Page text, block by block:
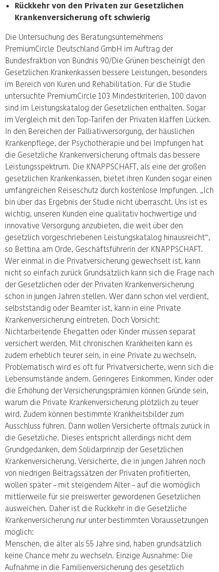
Rückkehr von den Privaten zur Gesetzlichen
Krankenversicherung oft schwierig
Die Untersuchung des Beratungsunternehmens
PremiumCircle Deutschland GmbH im Auftrag der
Bundesfraktion von Bündnis 90/Die Grünen bescheinigt den
Gesetzlichen Krankenkassen bessere Leistungen, besonders
im Bereich von Kuren und Rehabilitation. Für die Studie
untersuchte PremiumCircle 103 Mindestkriterien, 100 davon
sind im Leistungskatalog der Gesetzlichen enthalten. Sogar
im Vergleich mit den Top-Tarifen der Privaten klaffen Lücken.
In den Bereichen der Palliativversorgung, der häuslichen
Krankenpflege, der Psychotherapie und bei Impfungen hat
die Gesetzliche Krankenversicherung oftmals das bessere
Leistungsspektrum. Die KNAPPSCHAFT, als eine der großen
gesetzlichen Krankenkassen, bietet ihren Kunden sogar einen
umfangreichen Reiseschutz durch kostenlose Impfungen. „Ich
bin über das Ergebnis der Studie nicht überrascht. Uns ist es
wichtig, unseren Kunden eine qualitativ hochwertige und
innovative Versorgung anzubieten, die weit über den
gesetzlich vorgeschriebenen Leistungskatalog hinausreicht“,
so Bettina am Orde, Geschäftsführerin der KNAPPSCHAFT.
Wer einmal in die Privatversicherung gewechselt ist, kann
nicht so einfach zurück Grundsätzlich kann sich die Frage nach
der Gesetzlichen oder der Privaten Krankenversicherung
schon in jungen Jahren stellen. Wer dann schon viel verdient,
selbstständig oder Beamter ist, kann in eine Private
Krankenversicherung eintreten. Doch Vorsicht:
Nichtarbeitende Ehegatten oder Kinder müssen separat
versichert werden. Mit chronischen Krankheiten kann es
zudem erheblich teurer sein, in eine Private zu wechseln.
Problematisch wird es oft für Privatversicherte, wenn sich die
Lebensumstände ändern. Geringeres Einkommen, Kinder oder
die Erhöhung der Versicherungsprämien können Gründe sein,
warum die Private Krankenversicherung plötzlich zu teuer
wird. Zudem können bestimmte Krankheitsbilder zum
Ausschluss führen. Dann wollen Versicherte oftmals zurück in
die Gesetzliche. Dieses entspricht allerdings nicht dem
Grundgedanken, dem Solidarprinzip der Gesetzlichen
Krankenversicherung. Versicherte, die in jungen Jahren noch
von niedrigen Beitragssätzen der Privaten profitierten,
wollen später – mit steigendem Alter – auf die womöglich
mittlerweile für sie preiswerter gewordenen Gesetzlichen
ausweichen. Daher ist die Rückkehr in die Gesetzliche
Krankenversicherung nur unter bestimmten Voraussetzungen
möglich:
Menschen, die älter als 55 Jahre sind, haben grundsätzlich
keine Chance mehr zu wechseln. Einzige Ausnahme: Die
Aufnahme in die Familienversicherung des gesetzlich